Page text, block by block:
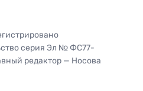
серия Эл № ФС77-
редактор — Носова